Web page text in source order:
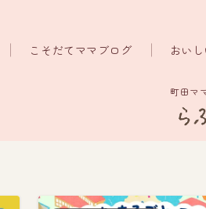
こそだてママブログ おい
町田マ